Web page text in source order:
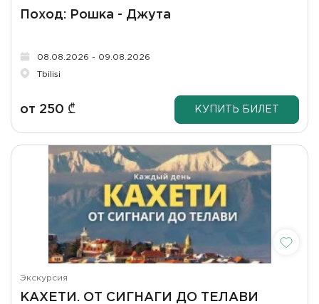
Поход: Рошка - Джута
08.08.2026 - 09.08.2026
Tbilisi
от 250 ₾ КУПИТЬ БИЛЕТ
Экскурсия
КАХЕТИ. ОТ СИГНАГИ ДО ТЕЛАВИ